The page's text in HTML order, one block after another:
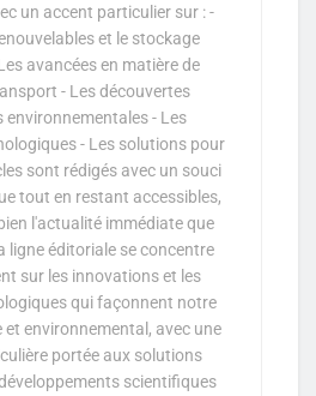
un accent particulier sur : -
et le stockage
avancées en matière de
- Les découvertes
environnementales - Les
- Les solutions pour
sont rédigés avec un souci
tout en restant accessibles,
l'actualité immédiate que
ligne éditoriale se concentre
sur les innovations et les
qui façonnent notre
environnemental, avec une
portée aux solutions
scientifiques